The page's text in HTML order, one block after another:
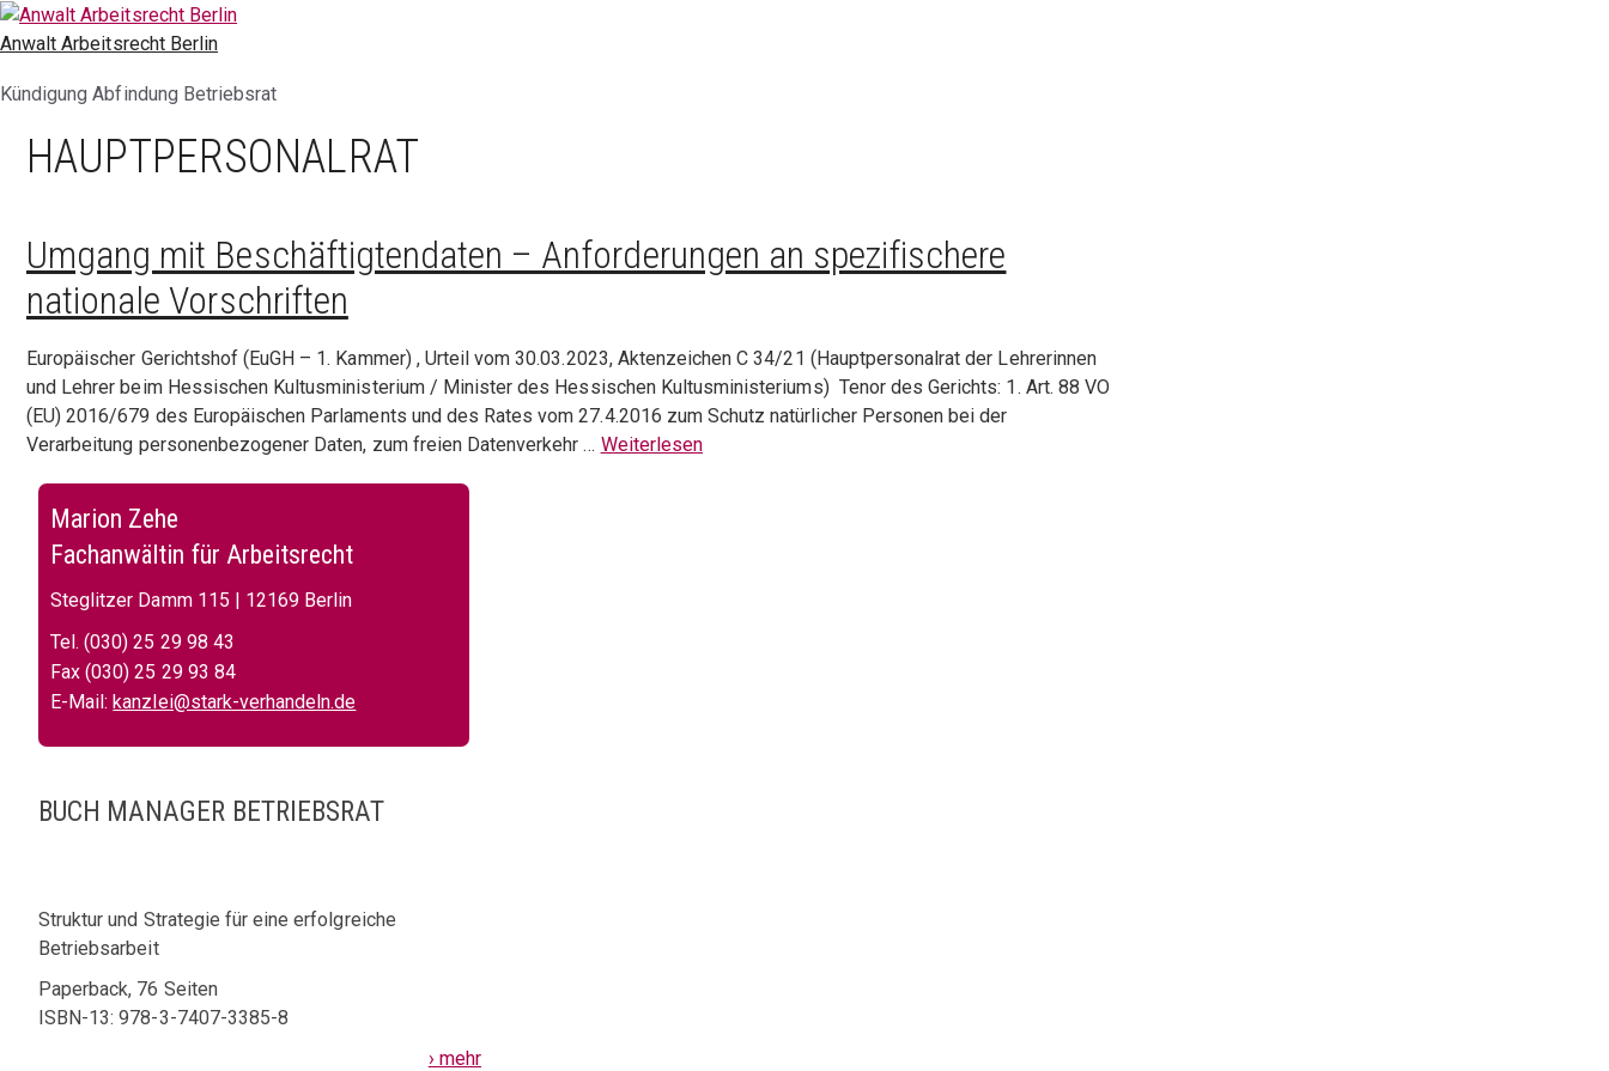
Zum
Inhalt
Anwalt Arbeitsrecht Berlin
Kündigung Abfindung Betriebsrat
HAUPTPERSONALRAT
Umgang mit Beschäftigtendaten – Anforderungen an spezifischere
nationale Vorschriften
Europäischer Gerichtshof (EuGH – 1. Kammer) , Urteil vom 30.03.2023, Aktenzeichen C 34/21 (Hauptpersonalrat der Lehrerinnen
und Lehrer beim Hessischen Kultusministerium / Minister des Hessischen Kultusministeriums) Tenor des Gerichts: 1. Art. 88 VO
(EU) 2016/679 des Europäischen Parlaments und des Rates vom 27.4.2016 zum Schutz natürlicher Personen bei der
Verarbeitung personenbezogener Daten, zum freien Datenverkehr … Weiterlesen
Marion Zehe
Fachanwältin für Arbeitsrecht
Steglitzer Damm 115 | 12169 Berlin
Tel. (030) 25 29 98 43
Fax (030) 25 29 93 84
E-Mail:kanzlei@stark-verhandeln.de
BUCH MANAGER BETRIEBSRAT
Struktur und Strategie für eine erfolgreiche
Betriebsarbeit
Paperback, 76 Seiten
ISBN-13: 978-3-7407-3385-8
› mehr